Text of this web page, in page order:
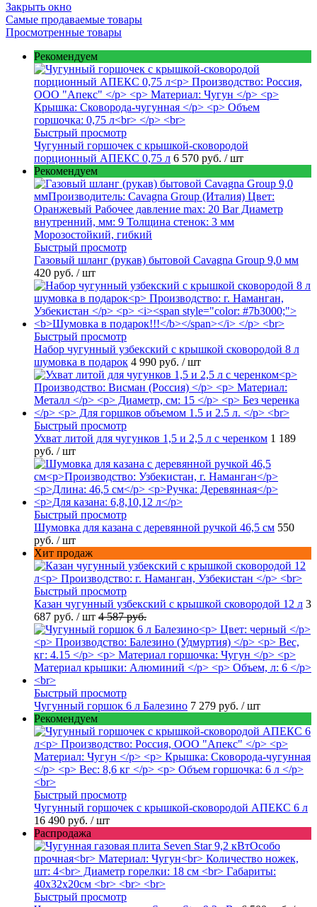
Закрыть окно
Самые продаваемые товары
Просмотренные товары
Рекомендуем
Быстрый просмотр
Чугунный горшочек с крышкой-сковородой
порционный АПЕКС 0,75 л 6 570 руб. / шт
Рекомендуем
Быстрый просмотр
Газовый шланг (рукав) бытовой Cavagna Group 9,0 мм
420 руб. / шт
Быстрый просмотр
Набор чугунный узбекский с крышкой сковородой 8 л
шумовка в подарок 4 990 руб. / шт
Быстрый просмотр
Ухват литой для чугунков 1,5 и 2,5 л с черенком 1 189
руб. / шт
Быстрый просмотр
Шумовка для казана с деревянной ручкой 46,5 см 550
руб. / шт
Хит продаж
Быстрый просмотр
Казан чугунный узбекский с крышкой сковородой 12 л 3
687 руб. / шт 4 587 руб.
Быстрый просмотр
Чугунный горшок 6 л Балезино 7 279 руб. / шт
Рекомендуем
Быстрый просмотр
Чугунный горшочек с крышкой-сковородой АПЕКС 6 л
16 490 руб. / шт
Распродажа
Быстрый просмотр